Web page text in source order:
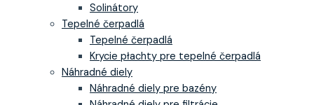
Solinátory
Tepelné čerpadlá
Tepelné čerpadlá
Krycie płachty pre tepelné čerpadlá
Náhradné diely
Náhradné diely pre bazény